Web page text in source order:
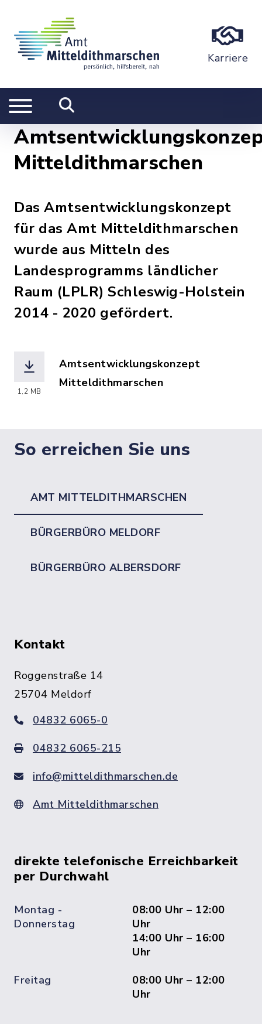
Karriere
Mitteldithmarschen
Das Amtsentwicklungskonzept
für das Amt Mitteldithmarschen
wurde aus Mitteln des
Landesprogramms ländlicher
Raum (LPLR) Schleswig-Holstein
2014 - 2020 gefördert.
1,2 MB
Amtsentwicklungskonzept
Mitteldithmarschen
So erreichen Sie uns
AMT MITTELDITHMARSCHEN
BÜRGERBÜRO MELDORF
BÜRGERBÜRO ALBERSDORF
Kontakt
Roggenstraße 14
25704 Meldorf
04832 6065-0
04832 6065-215
info@mitteldithmarschen.de
Amt Mitteldithmarschen
direkte telefonische Erreichbarkeit
per Durchwahl
Montag -
Donnerstag
08:00 Uhr – 12:00
Uhr
14:00 Uhr – 16:00
Uhr
Freitag
08:00 Uhr – 12:00
Uhr